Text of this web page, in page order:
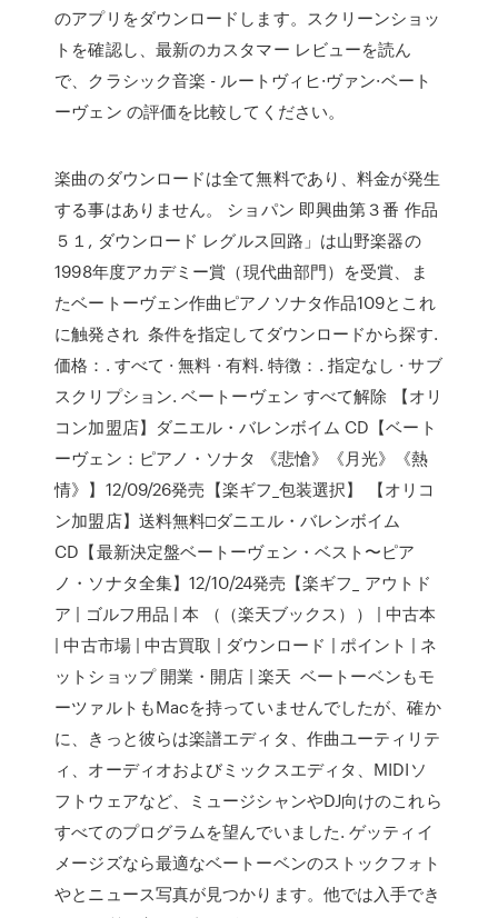
のアプリをダウンロードします。スクリーンショッ
トを確認し、最新のカスタマー レビューを読ん
で、クラシック音楽 - ルートヴィヒ·ヴァン·ベート
ーヴェン の評価を比較してください。
楽曲のダウンロードは全て無料であり、料金が発生
する事はありません。 ショパン 即興曲第３番 作品
５１, ダウンロード レグルス回路」は山野楽器の
1998年度アカデミー賞（現代曲部門）を受賞、ま
たベートーヴェン作曲ピアノソナタ作品109とこれ
に触発され 条件を指定してダウンロードから探す.
価格：. すべて · 無料 · 有料. 特徴：. 指定なし · サブ
スクリプション. ベートーヴェン すべて解除 【オリ
コン加盟店】ダニエル・バレンボイム CD【ベート
ーヴェン：ピアノ・ソナタ 《悲愴》《月光》《熱
情》】12/09/26発売【楽ギフ_包装選択】 【オリコ
ン加盟店】送料無料□ダニエル・バレンボイム
CD【最新決定盤ベートーヴェン・ベスト〜ピア
ノ・ソナタ全集】12/10/24発売【楽ギフ_ アウトド
ア | ゴルフ用品 | 本 （（楽天ブックス）） | 中古本
| 中古市場 | 中古買取 | ダウンロード | ポイント | ネ
ットショップ 開業・開店 | 楽天 ベートーベンもモ
ーツァルトもMacを持っていませんでしたが、確か
に、きっと彼らは楽譜エディタ、作曲ユーティリテ
ィ、オーディオおよびミックスエディタ、MIDIソ
フトウェアなど、ミュージシャンやDJ向けのこれら
すべてのプログラムを望んでいました. ゲッティイ
メージズなら最適なベートーベンのストックフォト
やとニュース写真が見つかります。他では入手でき